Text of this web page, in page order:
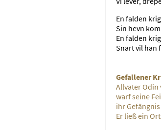
En falden
Sin hevn
En falden
Snart vil han
Gefallener
Allvater Odin
warf seine
ihr
Er ließ ein